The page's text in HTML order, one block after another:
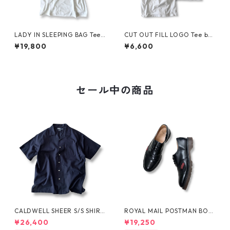
LADY IN SLEEPING BAG Tee
by THE NORTH FACE
¥19,800
CUT OUT FILL LOGO Tee by
Polar Skate Co.
¥6,600
セール中の商品
CALDWELL SHEER S/S SHIRT
by Polo Ralph Lauren
¥26,400
ROYAL MAIL POSTMAN BOO
TS by Dr.MARTENS
¥19,250